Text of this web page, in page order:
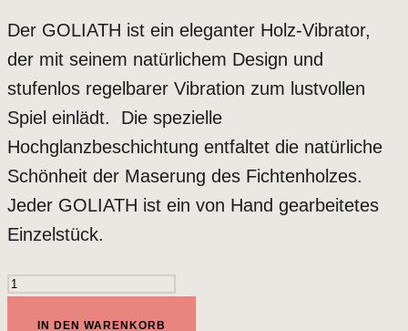
Der GOLIATH ist ein eleganter Holz-Vibrator,
der mit seinem natürlichem Design und
stufenlos regelbarer Vibration zum lustvollen
Spiel einlädt. Die spezielle
Hochglanzbeschichtung entfaltet die natürliche
Schönheit der Maserung des Fichtenholzes.
Jeder GOLIATH ist ein von Hand gearbeitetes
Einzelstück.
waldmichlsholdi
IN DEN WARENKORB